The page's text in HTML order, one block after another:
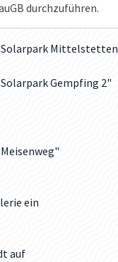
durchzuführen.
Mittelstetten
Gempfing 2"
ein
auf